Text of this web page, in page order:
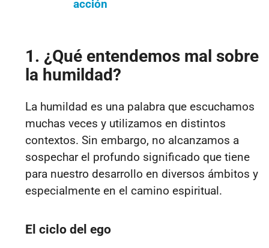
acción
1. ¿Qué entendemos mal sobre
la humildad?
La humildad es una palabra que escuchamos
muchas veces y utilizamos en distintos
contextos. Sin embargo, no alcanzamos a
sospechar el profundo significado que tiene
para nuestro desarrollo en diversos ámbitos y
especialmente en el camino espiritual.
El ciclo del ego